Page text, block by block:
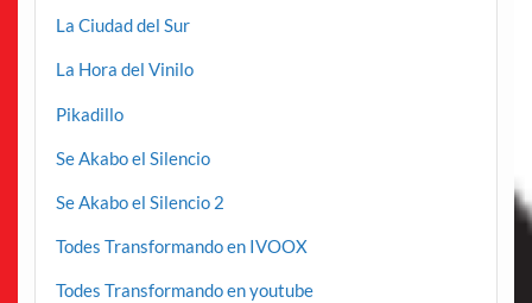
La Ciudad del Sur
La Hora del Vinilo
Pikadillo
Se Akabo el Silencio
Se Akabo el Silencio 2
Todes Transformando en IVOOX
Todes Transformando en youtube